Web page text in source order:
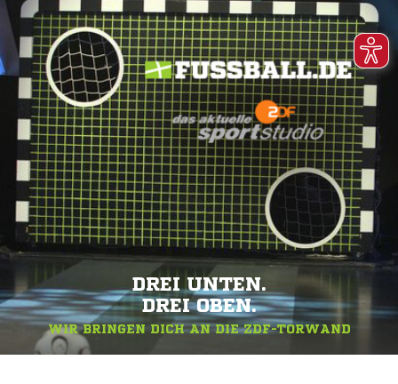
DREI UNTEN.
DREI OBEN.
WIR BRINGEN DICH AN DIE ZDF-TORWAND